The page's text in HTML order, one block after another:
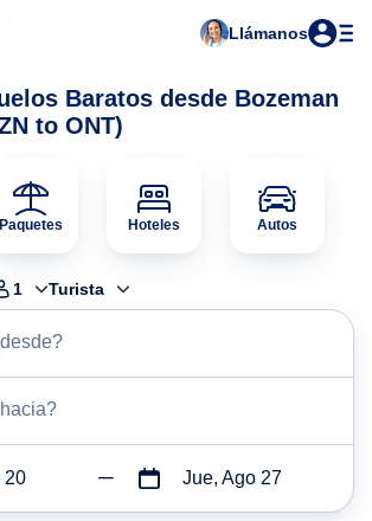
Llámanos
Baratos desde Bozeman
to ONT)
Paquetes Hoteles Autos
1 Turista
20 Jue, Ago 27